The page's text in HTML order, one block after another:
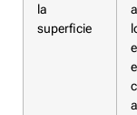
la
superficie